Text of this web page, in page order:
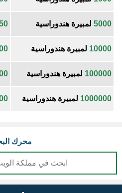
5000 لمبيرة هندوراسية
10000 لمبيرة هندوراسية
100000 لمبيرة هندوراسية
1000000 لمبيرة هندوراسية
محرك